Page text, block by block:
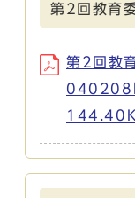
第2回教育
第2回教